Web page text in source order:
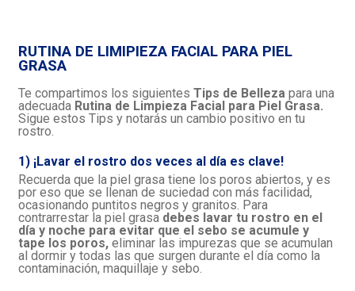
RUTINA DE LIMIPIEZA FACIAL PARA PIEL
GRASA
Te compartimos los siguientes Tips de Belleza para una
adecuada Rutina de Limpieza Facial para Piel Grasa.
Sigue estos Tips y notarás un cambio positivo en tu
rostro.
1) ¡Lavar el rostro dos veces al día es clave!
Recuerda que la piel grasa tiene los poros abiertos, y es
por eso que se llenan de suciedad con más facilidad,
ocasionando puntitos negros y granitos. Para
contrarrestar la piel grasa debes lavar tu rostro en el
día y noche para evitar que el sebo se acumule y
tape los poros, eliminar las impurezas que se acumulan
al dormir y todas las que surgen durante el día como la
contaminación, maquillaje y sebo.